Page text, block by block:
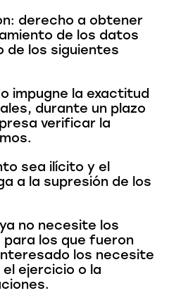
derecho a obtener
de los datos
de los siguientes
impugne la exactitud
durante un plazo
verificar la
sea ilícito y el
a la supresión de los
no necesite los
los que fueron
los necesite
ejercicio o la